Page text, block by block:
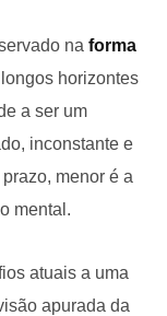
na forma
horizontes
a ser um
inconstante e
menor é a
mental.
atuais a uma
apurada da